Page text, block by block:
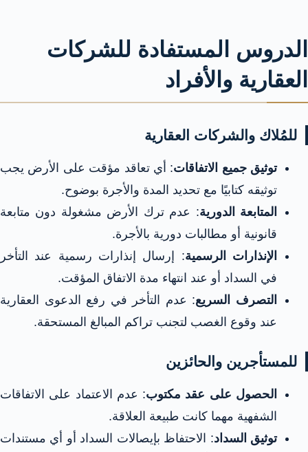
الدروس المستفادة للشركات
العقارية والأفراد
للمُلاك والشركات العقارية
توثيق جميع الاتفاقات: أي تعاقد مؤقت على الأرض يجب
توثيقه كتابيًا مع تحديد المدة والأجرة بوضوح.
المتابعة الدورية: عدم ترك الأرض مشغولة دون متابعة
قانونية أو مطالبات دورية بالأجرة.
الإنذارات الرسمية: إرسال إنذارات رسمية عند التأخر
في السداد أو عند انتهاء مدة الاتفاق المؤقت.
التصرف السريع: عدم التأخر في رفع الدعوى العقارية
عند وقوع الغصب لتجنب تراكم المبالغ المستحقة.
للمستأجرين والحائزين
الحصول على عقد مكتوب: عدم الاعتماد على الاتفاقات
الشفهية مهما كانت طبيعة العلاقة.
توثيق السداد: الاحتفاظ بإيصالات السداد أو أي مستندات